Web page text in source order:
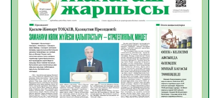
Инфекциялық ауруларға қарсы иммундау
жұмыстарының тиімділігі
06.08.2026
48
Көкжөтел ауруы туралы
06.08.2026
44
АПВ вакцинасы туралы мәлімет